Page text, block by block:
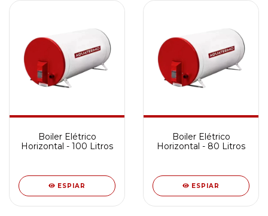
Boiler Elétrico
Horizontal - 100 Litros
ESPIAR
Boiler Elétrico
Horizontal - 80 Litros
ESPIAR